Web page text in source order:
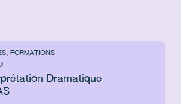
FORMATIONS
Dramatique